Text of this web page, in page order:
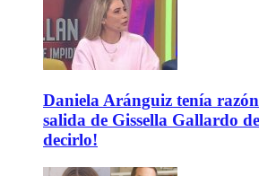
Daniela Aránguiz tenía
salida de Gissella Gallardo
decirlo!